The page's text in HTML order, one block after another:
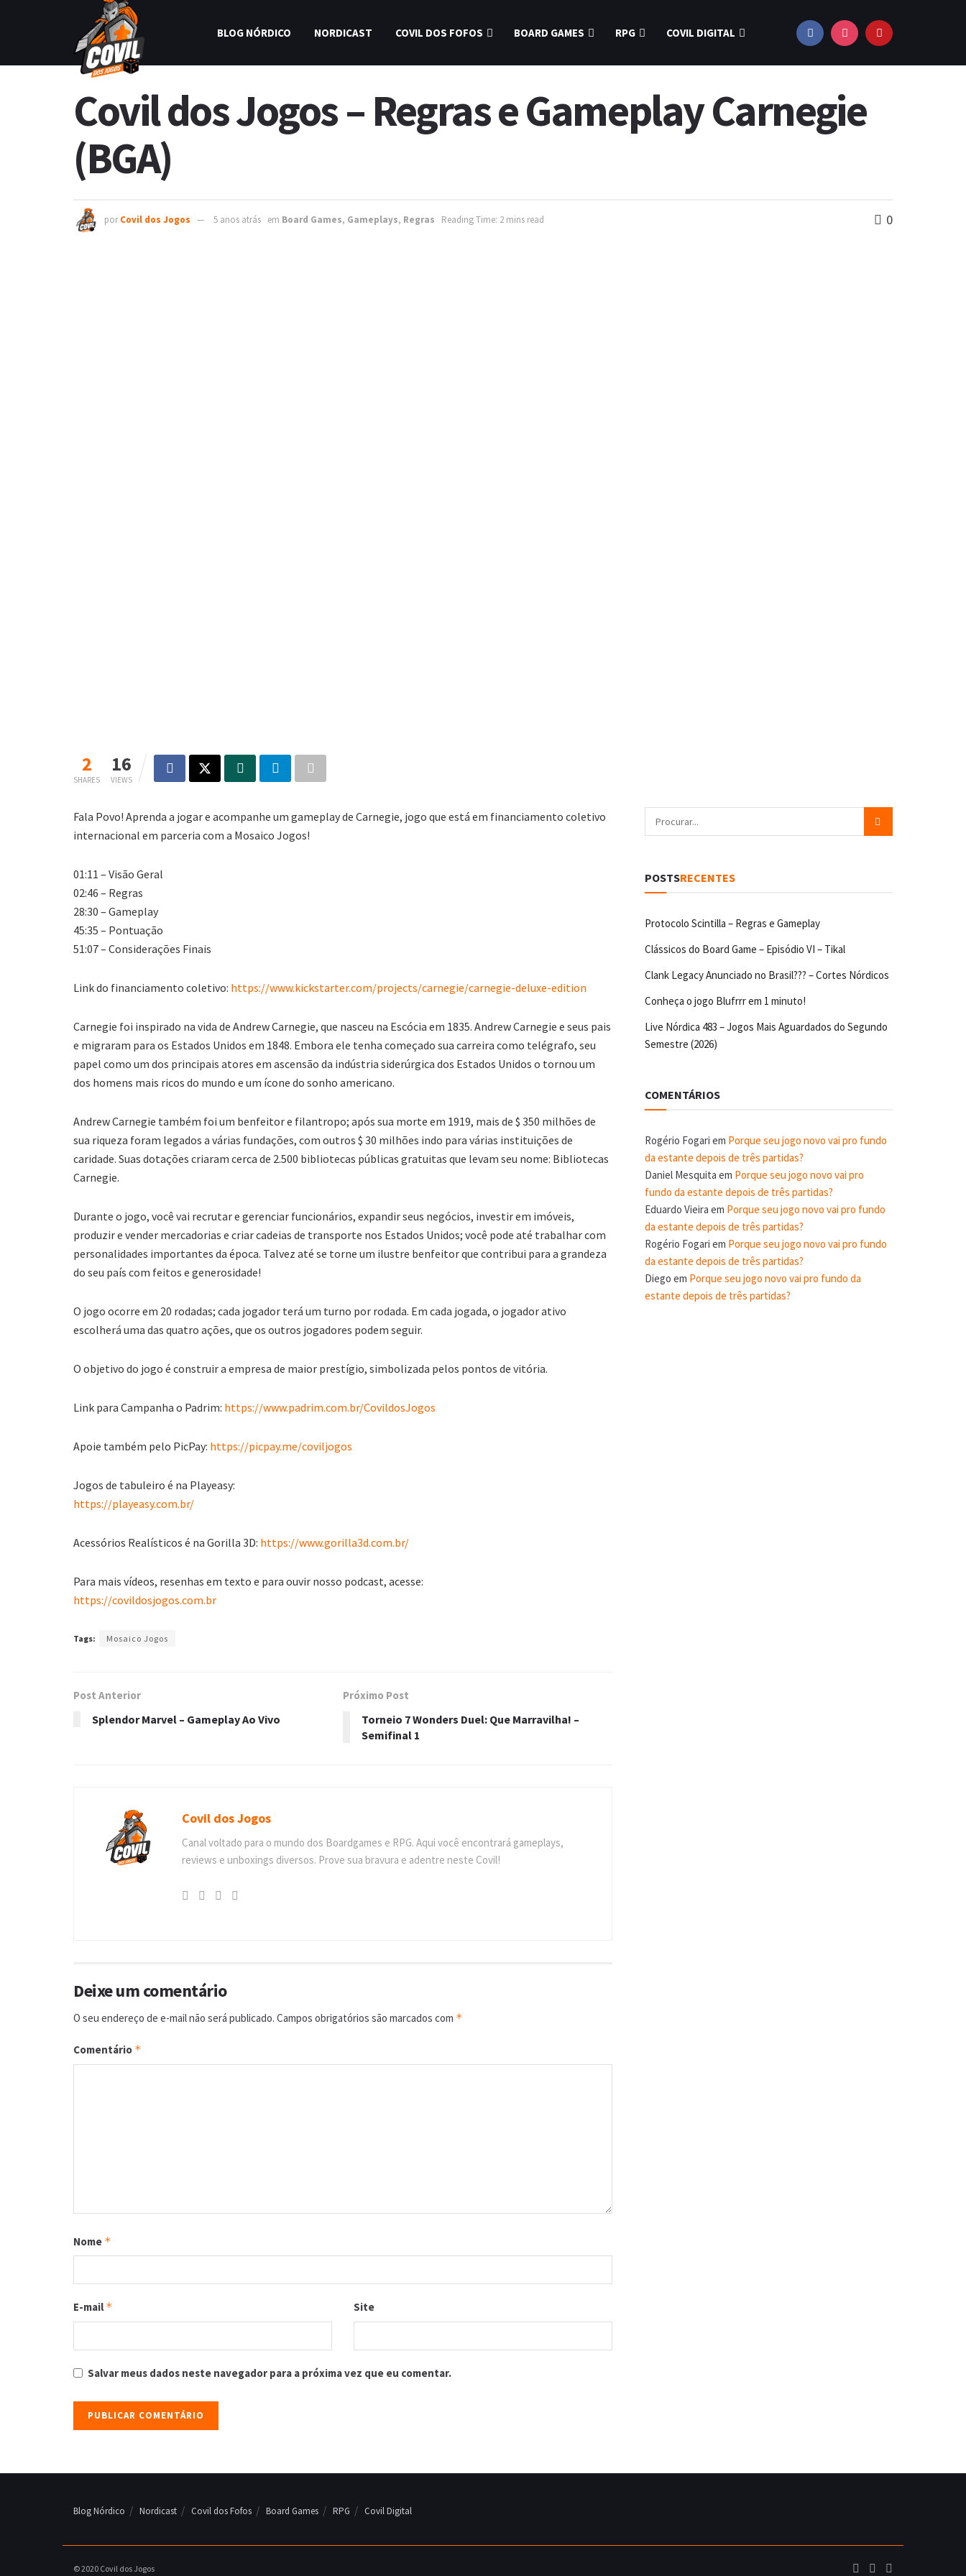
BLOG NÓRDICO NORDICAST COVIL DOS FOFOS BOARD GAMES RPG COVIL DIGITAL
Covil dos Jogos – Regras e Gameplay Carnegie
(BGA)
por Covil dos Jogos 5 anos atrás em Board Games, Gameplays, Regras Reading Time: 2 mins read 0
2
SHARES
16
VIEWS
Fala Povo! Aprenda a jogar e acompanhe um gameplay de Carnegie, jogo que está em financiamento coletivo
internacional em parceria com a Mosaico Jogos!
01:11 – Visão Geral
02:46 – Regras
28:30 – Gameplay
45:35 – Pontuação
51:07 – Considerações Finais
Link do financiamento coletivo: https://www.kickstarter.com/projects/carnegie/carnegie-deluxe-edition
Carnegie foi inspirado na vida de Andrew Carnegie, que nasceu na Escócia em 1835. Andrew Carnegie e seus pais
e migraram para os Estados Unidos em 1848. Embora ele tenha começado sua carreira como telégrafo, seu
papel como um dos principais atores em ascensão da indústria siderúrgica dos Estados Unidos o tornou um
dos homens mais ricos do mundo e um ícone do sonho americano.
Andrew Carnegie também foi um benfeitor e filantropo; após sua morte em 1919, mais de $ 350 milhões de
sua riqueza foram legados a várias fundações, com outros $ 30 milhões indo para várias instituições de
caridade. Suas dotações criaram cerca de 2.500 bibliotecas públicas gratuitas que levam seu nome: Bibliotecas
Carnegie.
Durante o jogo, você vai recrutar e gerenciar funcionários, expandir seus negócios, investir em imóveis,
produzir e vender mercadorias e criar cadeias de transporte nos Estados Unidos; você pode até trabalhar com
personalidades importantes da época. Talvez até se torne um ilustre benfeitor que contribui para a grandeza
do seu país com feitos e generosidade!
O jogo ocorre em 20 rodadas; cada jogador terá um turno por rodada. Em cada jogada, o jogador ativo
escolherá uma das quatro ações, que os outros jogadores podem seguir.
O objetivo do jogo é construir a empresa de maior prestígio, simbolizada pelos pontos de vitória.
Link para Campanha o Padrim: https://www.padrim.com.br/CovildosJogos
Apoie também pelo PicPay: https://picpay.me/coviljogos
Jogos de tabuleiro é na Playeasy:
https://playeasy.com.br/
Acessórios Realísticos é na Gorilla 3D: https://www.gorilla3d.com.br/
Para mais vídeos, resenhas em texto e para ouvir nosso podcast, acesse:
https://covildosjogos.com.br
Tags: Mosaico Jogos
Post Anterior
Splendor Marvel – Gameplay Ao Vivo
Próximo Post
Torneio 7 Wonders Duel: Que Marravilha! –
Semifinal 1
Covil dos Jogos
Canal voltado para o mundo dos Boardgames e RPG. Aqui você encontrará gameplays,
reviews e unboxings diversos. Prove sua bravura e adentre neste Covil!
Deixe um comentário
O seu endereço de e-mail não será publicado. Campos obrigatórios são marcados com *
Comentário *
Nome *
E-mail * Site
Salvar meus dados neste navegador para a próxima vez que eu comentar.
POSTSRECENTES
Protocolo Scintilla – Regras e Gameplay
Clássicos do Board Game – Episódio VI – Tikal
Clank Legacy Anunciado no Brasil??? – Cortes Nórdicos
Conheça o jogo Blufrrr em 1 minuto!
Live Nórdica 483 – Jogos Mais Aguardados do Segundo
Semestre (2026)
COMENTÁRIOS
Rogério Fogari em Porque seu jogo novo vai pro fundo
da estante depois de três partidas?
Daniel Mesquita em Porque seu jogo novo vai pro
fundo da estante depois de três partidas?
Eduardo Vieira em Porque seu jogo novo vai pro fundo
da estante depois de três partidas?
Rogério Fogari em Porque seu jogo novo vai pro fundo
da estante depois de três partidas?
Diego em Porque seu jogo novo vai pro fundo da
estante depois de três partidas?
Blog Nórdico Nordicast Covil dos Fofos Board Games RPG Covil Digital
© 2020 Covil dos Jogos